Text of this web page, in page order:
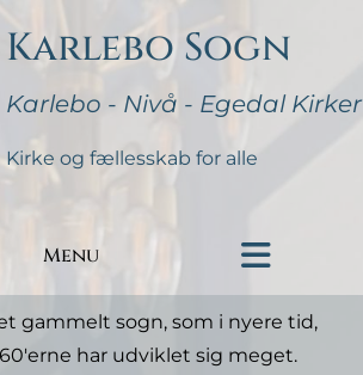
Karlebo Sogn
Karlebo - Nivå - Egedal Kirker
Kirke og fællesskab for alle
Menu
gammelt sogn, som i nyere tid,
har udviklet sig meget.